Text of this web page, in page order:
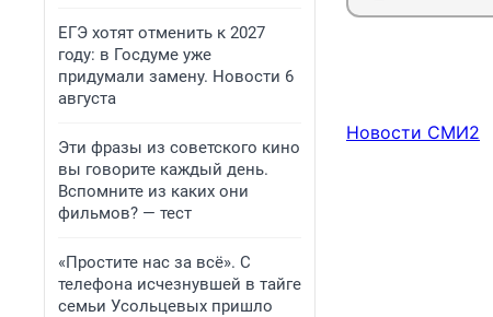
ЕГЭ хотят отменить к 2027
году: в Госдуме уже
придумали замену. Новости 6
августа
Эти фразы из советского кино
вы говорите каждый день.
Вспомните из каких они
фильмов? — тест
«Простите нас за всё». С
телефона исчезнувшей в тайге
семьи Усольцевых пришло
Новости СМИ2